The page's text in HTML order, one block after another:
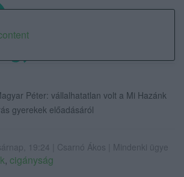
Péter: vállalhatatlan volt a Mi Hazánk
gyerekek előadásáról
19:24 | Csarnó Ákos | Mindenki ügye
, cigányság